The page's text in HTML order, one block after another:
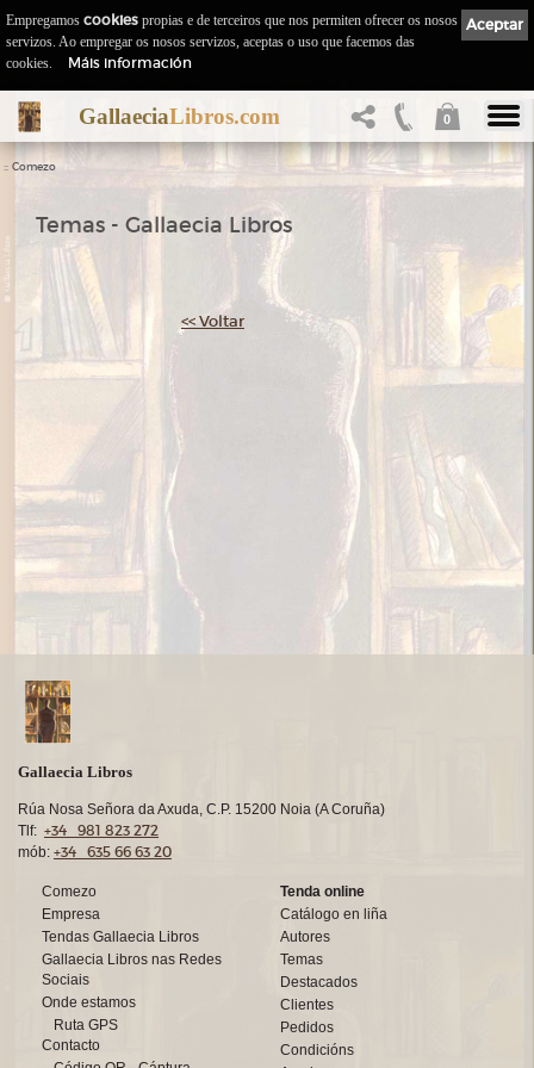
GallaeciaLibros.com 0
:: Comezo
Temas - Gallaecia Libros
<< Voltar
Gallaecia Libros
Rúa Nosa Señora da Axuda, C.P. 15200 Noia (A Coruña)
Tlf: +34 981 823 272
mób: +34 635 66 63 20
Comezo
Empresa
Tendas Gallaecia Libros
Gallaecia Libros nas Redes
Sociais
Onde estamos
Ruta GPS
Contacto
Tenda online
Catálogo en liña
Autores
Temas
Destacados
Clientes
Pedidos
Condicións
Aceptar
Empregamos cookies propias e de terceiros que nos permiten ofrecer os nosos
servizos. Ao empregar os nosos servizos, aceptas o uso que facemos das
cookies.
Máis información